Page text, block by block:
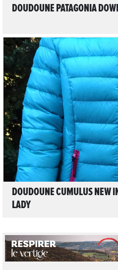
DOUDOUNE PATAGONIA
LIRE
DOUDOUNE CUMULUS NEW
LADY